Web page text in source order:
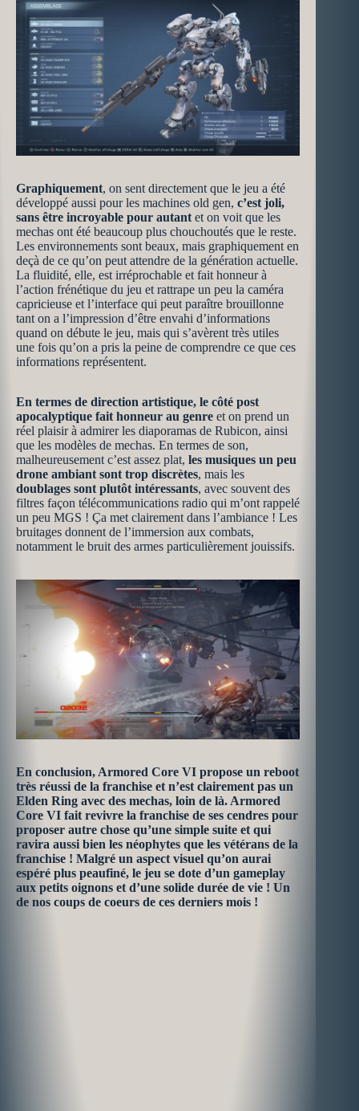
Graphiquement, on sent directement que le jeu a été
développé aussi pour les machines old gen, c’est joli,
sans être incroyable pour autant et on voit que les
mechas ont été beaucoup plus chouchoutés que le reste.
Les environnements sont beaux, mais graphiquement en
deçà de ce qu’on peut attendre de la génération actuelle.
La fluidité, elle, est irréprochable et fait honneur à
l’action frénétique du jeu et rattrape un peu la caméra
capricieuse et l’interface qui peut paraître brouillonne
tant on a l’impression d’être envahi d’informations
quand on débute le jeu, mais qui s’avèrent très utiles
une fois qu’on a pris la peine de comprendre ce que ces
informations représentent.
En termes de direction artistique, le côté post
apocalyptique fait honneur au genre et on prend un
réel plaisir à admirer les diaporamas de Rubicon, ainsi
que les modèles de mechas. En termes de son,
malheureusement c’est assez plat, les musiques un peu
drone ambiant sont trop discrètes, mais les
doublages sont plutôt intéressants, avec souvent des
filtres façon télécommunications radio qui m’ont rappelé
un peu MGS ! Ça met clairement dans l’ambiance ! Les
bruitages donnent de l’immersion aux combats,
notamment le bruit des armes particulièrement jouissifs.
En conclusion, Armored Core VI propose un reboot
très réussi de la franchise et n’est clairement pas un
Elden Ring avec des mechas, loin de là. Armored
Core VI fait revivre la franchise de ses cendres pour
proposer autre chose qu’une simple suite et qui
ravira aussi bien les néophytes que les vétérans de la
franchise ! Malgré un aspect visuel qu’on aurai
espéré plus peaufiné, le jeu se dote d’un gameplay
aux petits oignons et d’une solide durée de vie ! Un
de nos coups de coeurs de ces derniers mois !